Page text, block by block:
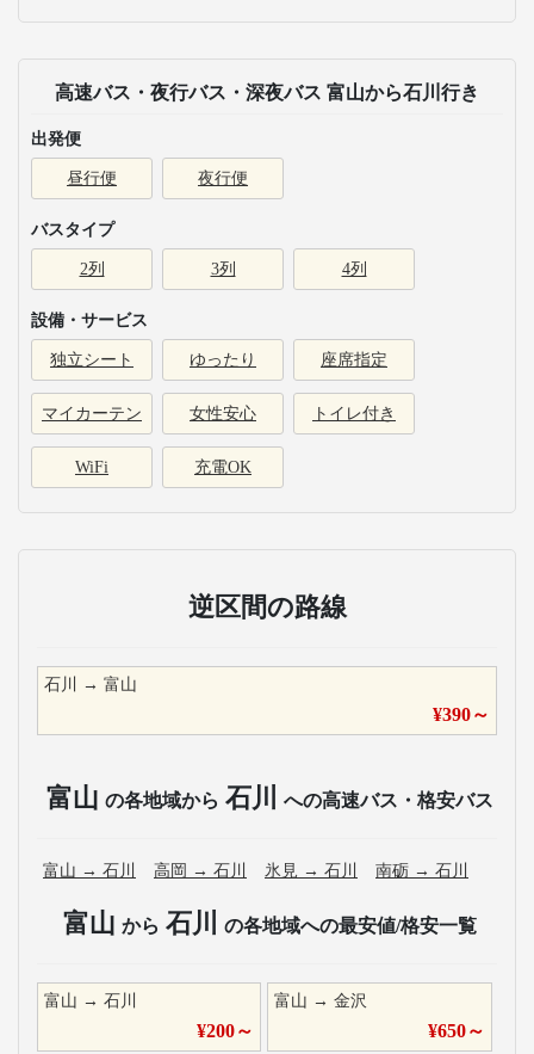
高速バス・夜行バス・深夜バス 富山から石川行き
出発便
昼行便 夜行便
バスタイプ
2列 3列 4列
設備・サービス
独立シート ゆったり 座席指定
マイカーテン 女性安心 トイレ付き
WiFi 充電OK
逆区間の路線
石川 → 富山
¥390～
富山 の各地域から 石川 への高速バス・格安バス
富山 → 石川 高岡 → 石川 氷見 → 石川 南砺 → 石川
富山 から 石川 の各地域への最安値/格安一覧
富山 → 石川
¥200～
富山 →金沢
¥650～